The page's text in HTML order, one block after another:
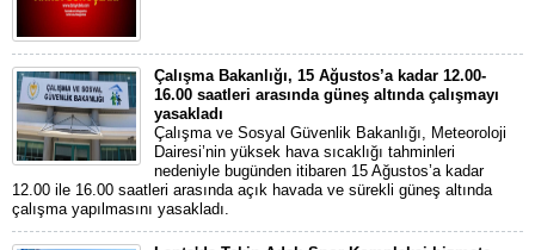
Çalışma Bakanlığı, 15 Ağustos’a kadar 12.00-
16.00 saatleri arasında güneş altında çalışmayı
yasakladı
Çalışma ve Sosyal Güvenlik Bakanlığı, Meteoroloji
Dairesi’nin yüksek hava sıcaklığı tahminleri
nedeniyle bugünden itibaren 15 Ağustos’a kadar
12.00 ile 16.00 saatleri arasında açık havada ve sürekli güneş altında
çalışma yapılmasını yasakladı.